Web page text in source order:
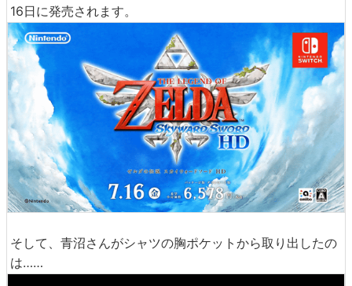
16日に発売されます。
そして、青沼さんがシャツの胸ポケットから取り出したの
は……